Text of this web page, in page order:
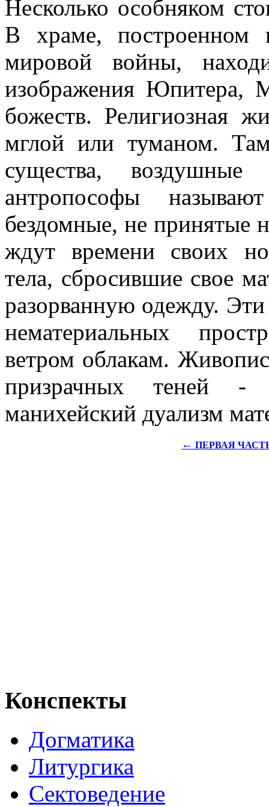
Несколько особняком
В храме,
мировой войны,
изображения Юпитера,
божеств. Религиозная
мглой или туманом.
существа,
антропософы
бездомные, не принятые
ждут времени своих
тела, сбросившие свое
разорванную одежду.
нематериальных
ветром облакам.
призрачных теней -
манихейский дуализм
← ПЕРВАЯ
Конспекты
Догматика
Литургика
Сектоведение